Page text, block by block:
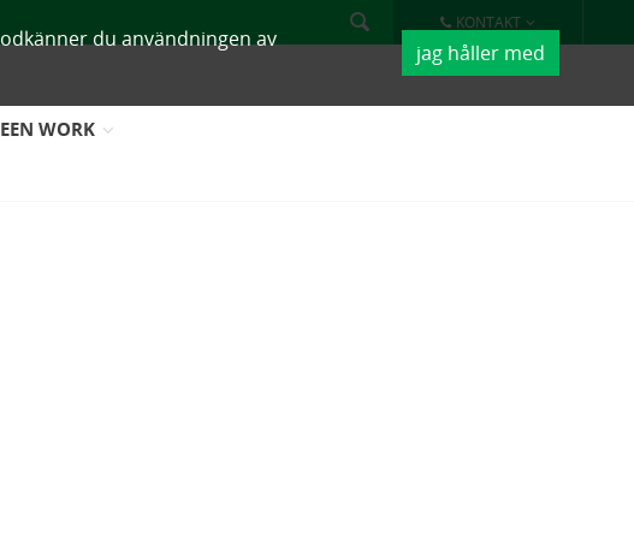
du användningen av
jag håller med
KONTAKT
WORK